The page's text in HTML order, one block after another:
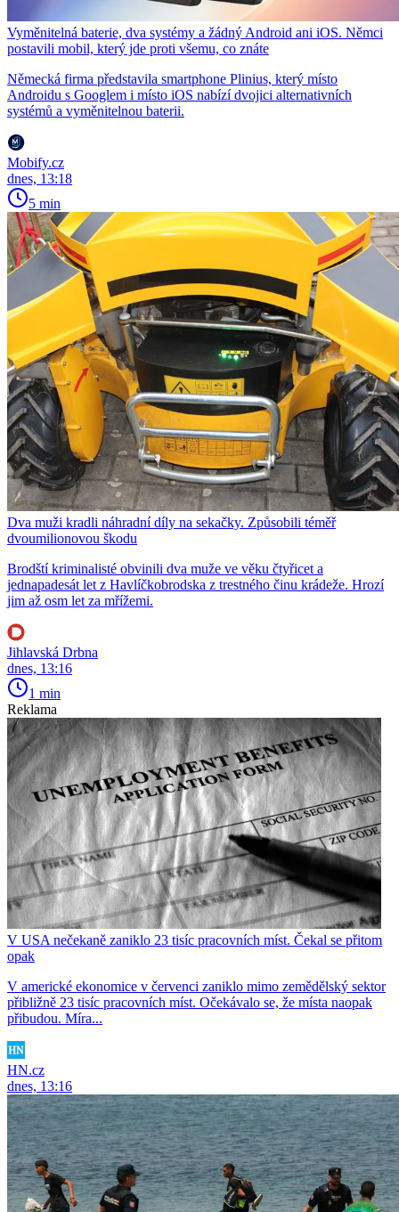
Vyměnitelná baterie, dva systémy a žádný Android ani iOS. Němci
postavili mobil, který jde proti všemu, co znáte
Německá firma představila smartphone Plinius, který místo
Androidu s Googlem i místo iOS nabízí dvojici alternativních
systémů a vyměnitelnou baterii.
Mobify.cz
dnes, 13:18
5 min
Dva muži kradli náhradní díly na sekačky. Způsobili téměř
dvoumilionovou škodu
Brodští kriminalisté obvinili dva muže ve věku čtyřicet a
jednapadesát let z Havlíčkobrodska z trestného činu krádeže. Hrozí
jim až osm let za mřížemi.
Jihlavská Drbna
dnes, 13:16
1 min
Reklama
V USA nečekaně zaniklo 23 tisíc pracovních míst. Čekal se přitom
opak
V americké ekonomice v červenci zaniklo mimo zemědělský sektor
přibližně 23 tisíc pracovních míst. Očekávalo se, že místa naopak
přibudou. Míra...
HN.cz
dnes, 13:16